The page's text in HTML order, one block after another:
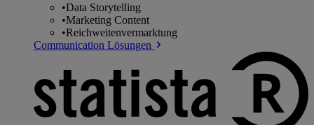
•Data Storytelling
•Marketing Content
•Reichweitenvermarktung
Communication Lösungen